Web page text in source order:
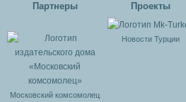
Партнеры
Московский комсомолец
Проекты
Новости Турции